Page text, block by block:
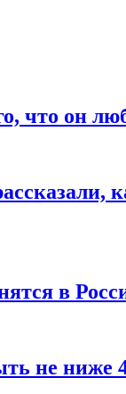
что он
в
не ниже